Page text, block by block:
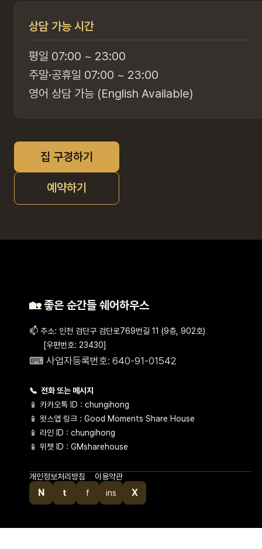
상담 가능 시간
평일 07:00 ~ 23:00
주말·공휴일 07:00 ~ 23:00
영어 상담 가능 (English Available)
집 구경하기
예약하기
🏡 좋은 순간들 쉐어하우스
📫 주소: 인천 검단구 검단로769번길 11 (9층, 902호)
[우편번호: 23430]
⌨ 사업자등록번호: 640-91-01542
📞 전화 또는 메시지
📱 카카오톡 ID : chungihong
📱 왓스앱 링크 : Good Moments Share House
📱 라인 ID : chungihong
📱 위챗 ID : GMsharehouse
개인정보처리방침 이용약관
N t f ins X